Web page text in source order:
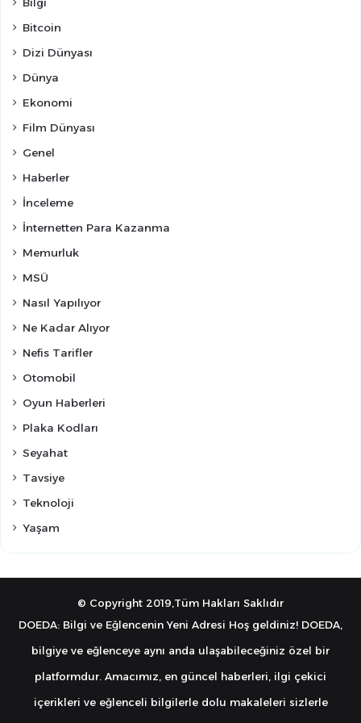
Bilgi
Bitcoin
Dizi Dünyası
Dünya
Ekonomi
Film Dünyası
Genel
Haberler
İnceleme
İnternetten Para Kazanma
Memurluk
MSÜ
Nasıl Yapılıyor
Ne Kadar Alıyor
Nefis Tarifler
Otomobil
Oyun Haberleri
Plaka Kodları
Seyahat
Tavsiye
Teknoloji
Yaşam
© Copyright 2019,Tüm Hakları Saklıdır
DOEDA: Bilgi ve Eğlencenin Yeni Adresi Hoş geldiniz! DOEDA,
bilgiye ve eğlenceye aynı anda ulaşabileceğiniz özel bir
platformdur. Amacımız, en güncel haberleri, ilgi çekici
içerikleri ve eğlenceli bilgilerle dolu makaleleri sizlerle